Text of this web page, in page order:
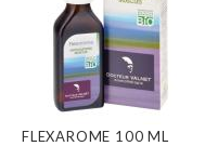
FLEXAROME 100 ML